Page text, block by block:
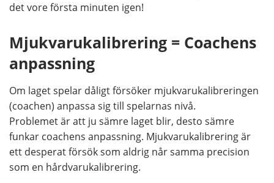
det vore första minuten igen!
Mjukvarukalibrering = Coachens
anpassning
Om laget spelar dåligt försöker mjukvarukalibreringen
(coachen) anpassa sig till spelarnas nivå.
Problemet är att ju sämre laget blir, desto sämre
funkar coachens anpassning. Mjukvarukalibrering är
ett desperat försök som aldrig når samma precision
som en hårdvarukalibrering.